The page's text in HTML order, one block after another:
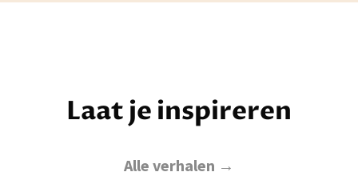
Laat je inspireren
Alle verhalen →